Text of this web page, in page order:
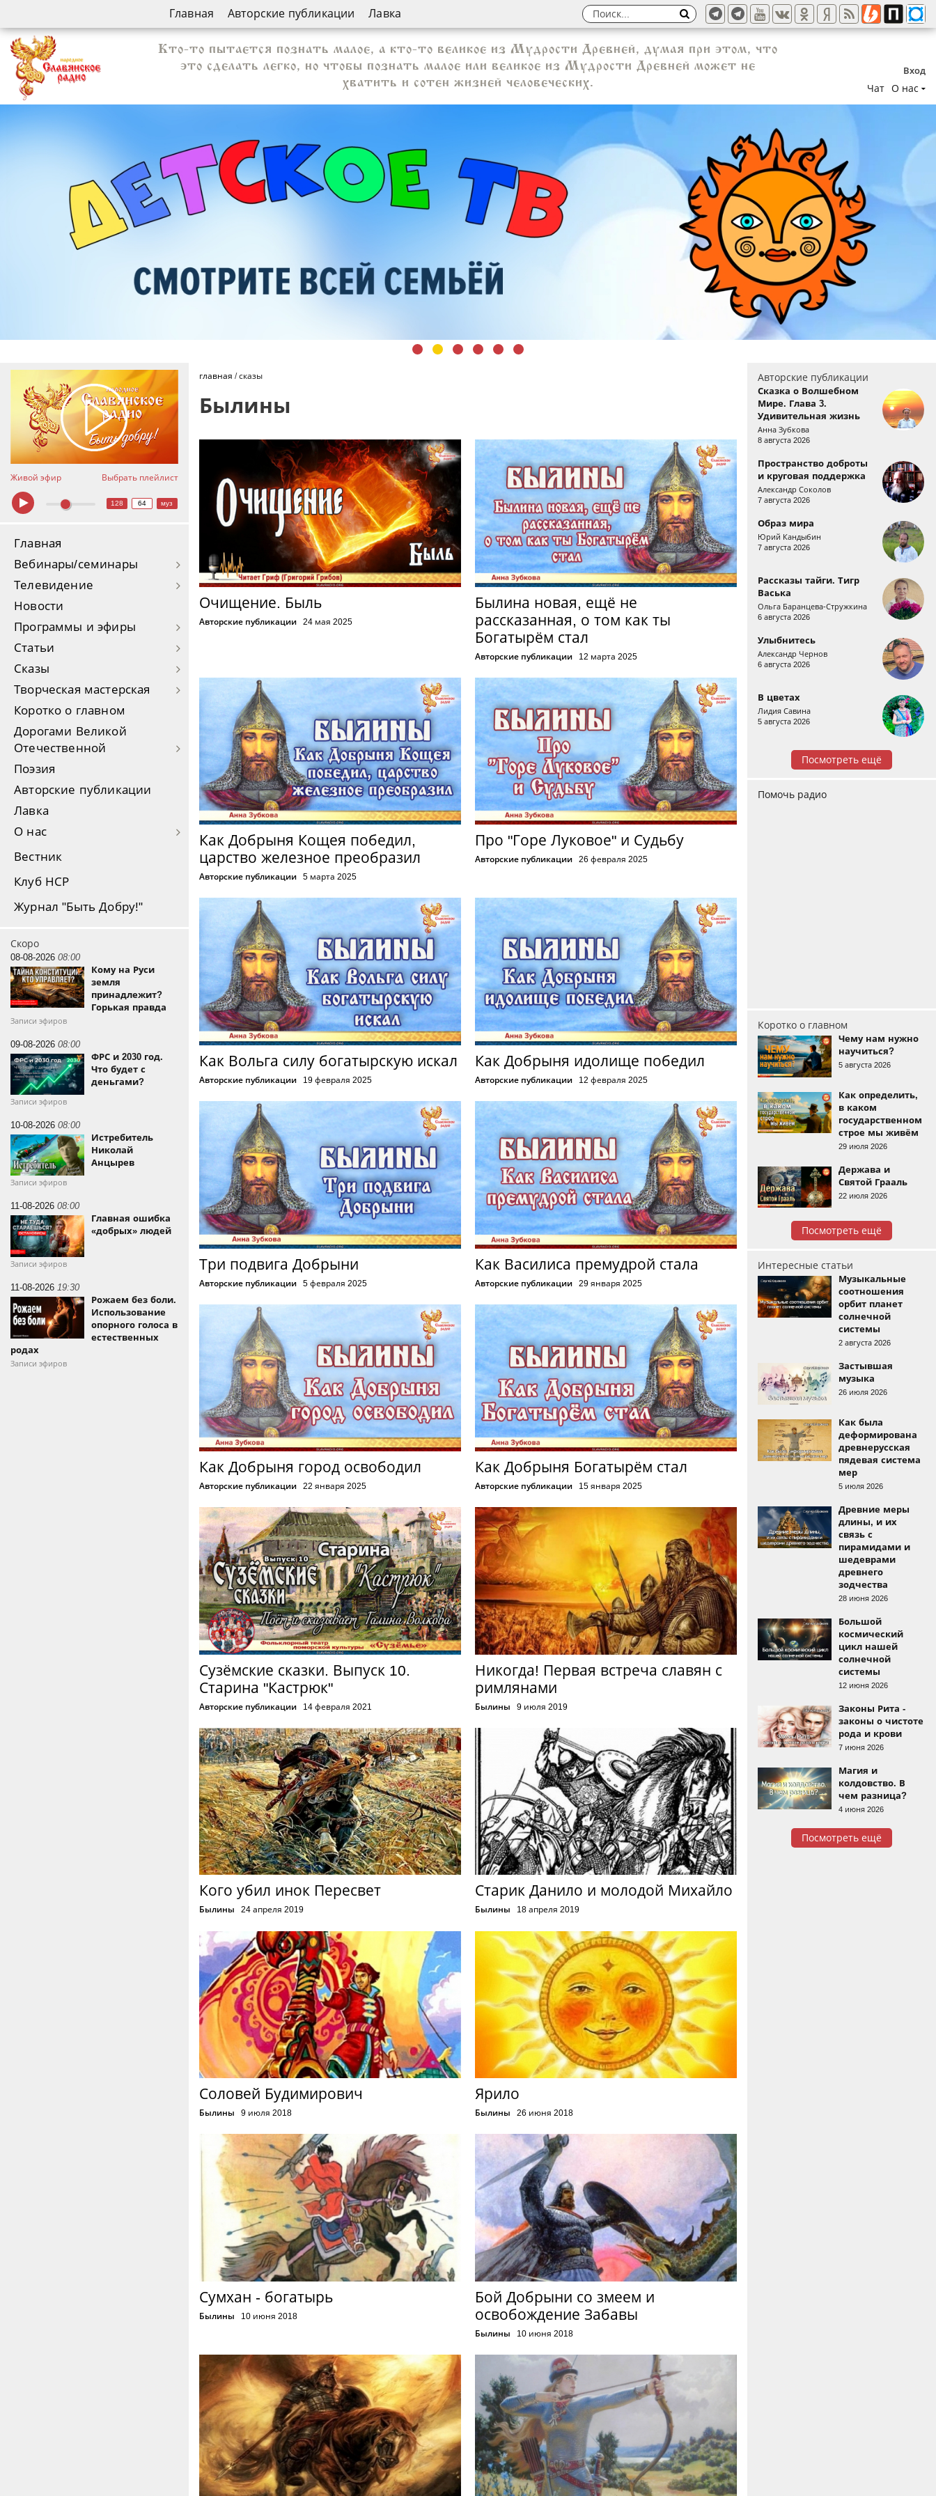
Главная Авторские публикации Лавка
Вход
Чат О нас
Кто-то пытается познать малое, а кто-то великое из Мудрости Древней, думая при этом, что
это сделать легко, но чтобы познать малое или великое из Мудрости Древней может не
хватить и сотен жизней человеческих.
Живой эфир Выбрать плейлист
128 64 муз
Главная
Вебинары/семинары
Телевидение
Новости
Программы и эфиры
Статьи
Сказы
Творческая мастерская
Коротко о главном
Дорогами Великой
Отечественной
Поэзия
Авторские публикации
Лавка
О нас
Вестник
Клуб НСР
Журнал "Быть Добру!"
Скоро
08-08-2026 08:00
Кому на Руси
земля
принадлежит?
Горькая правда
Записи эфиров
09-08-2026 08:00
ФРС и 2030 год.
Что будет с
деньгами?
Записи эфиров
10-08-2026 08:00
Истребитель
Николай
Анцырев
Записи эфиров
11-08-2026 08:00
Главная ошибка
«добрых» людей
Записи эфиров
11-08-2026 19:30
Рожаем без боли.
Использование
опорного голоса в
естественных
родах
Записи эфиров
главная /сказы
Былины
Очищение. Быль
Авторские публикации 24 мая 2025
Былина новая, ещё не
рассказанная, о том как ты
Богатырём стал
Авторские публикации 12 марта 2025
Как Добрыня Кощея победил,
царство железное преобразил
Авторские публикации 5 марта 2025
Про "Горе Луковое" и Судьбу
Авторские публикации 26 февраля 2025
Как Вольга силу богатырскую искал
Авторские публикации 19 февраля 2025
Как Добрыня идолище победил
Авторские публикации 12 февраля 2025
Три подвига Добрыни
Авторские публикации 5 февраля 2025
Как Василиса премудрой стала
Авторские публикации 29 января 2025
Как Добрыня город освободил
Авторские публикации 22 января 2025
Как Добрыня Богатырём стал
Авторские публикации 15 января 2025
Сузёмские сказки. Выпуск 10.
Старина "Кастрюк"
Авторские публикации 14 февраля 2021
Никогда! Первая встреча славян с
римлянами
Былины 9 июля 2019
Кого убил инок Пересвет
Былины 24 апреля 2019
Старик Данило и молодой Михайло
Былины 18 апреля 2019
Соловей Будимирович
Былины 9 июля 2018
Ярило
Былины 26 июня 2018
Сумхан - богатырь
Былины 10 июня 2018
Бой Добрыни со змеем и
освобождение Забавы
Былины 10 июня 2018
Авторские публикации
Сказка о Волшебном
Мире. Глава 3.
Удивительная жизнь
Анна Зубкова
8 августа 2026
Пространство доброты
и круговая поддержка
Александр Соколов
7 августа 2026
Образ мира
Юрий Кандыбин
7 августа 2026
Рассказы тайги. Тигр
Васька
Ольга Баранцева-Стружкина
6 августа 2026
Улыбнитесь
Александр Чернов
6 августа 2026
В цветах
Лидия Савина
5 августа 2026
Посмотреть ещё
Помочь радио
Коротко о главном
Чему нам нужно
научиться?
5 августа 2026
Как определить,
в каком
государственном
строе мы живём
29 июля 2026
Держава и
Святой Грааль
22 июля 2026
Посмотреть ещё
Интересные статьи
Музыкальные
соотношения
орбит планет
солнечной
системы
2 августа 2026
Застывшая
музыка
26 июля 2026
Как была
деформирована
древнерусская
пядевая система
мер
5 июля 2026
Древние меры
длины, и их
связь с
пирамидами и
шедеврами
древнего
зодчества
28 июня 2026
Большой
космический
цикл нашей
солнечной
системы
12 июня 2026
Законы Рита -
законы о чистоте
рода и крови
7 июня 2026
Магия и
колдовство. В
чем разница?
4 июня 2026
Посмотреть ещё